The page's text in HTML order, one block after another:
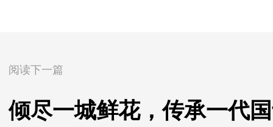
阅读下一篇
倾尽一城鲜花，传承一代